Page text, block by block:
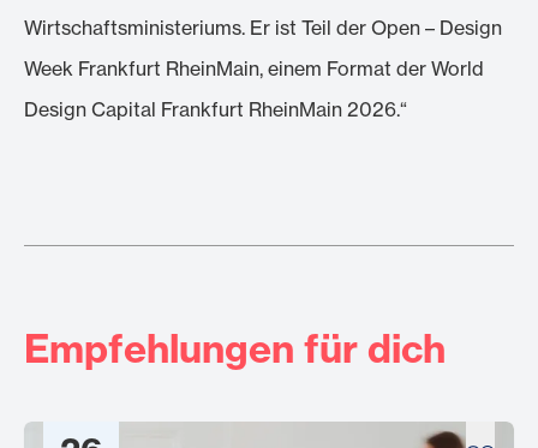
Wirtschaftsministeriums. Er ist Teil der Open – Design
Week Frankfurt RheinMain, einem Format der World
Design Capital Frankfurt RheinMain 2026.“
Empfehlungen für dich